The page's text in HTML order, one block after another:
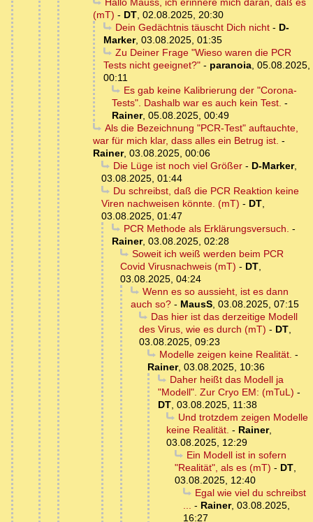
Hallo Mauss, ich erinnere mich daran, daß es
(mT) - DT, 02.08.2025, 20:30
Dein Gedächtnis täuscht Dich nicht- D-
Marker, 03.08.2025, 01:35
Zu Deiner Frage "Wieso waren die PCR
Tests nicht geeignet?" - paranoia, 05.08.2025,
00:11
Es gab keine Kalibrierung der "Corona-
Tests". Dashalb war es auch kein Test. -
Rainer, 05.08.2025, 00:49
Als die Bezeichnung "PCR-Test" auftauchte,
war für mich klar, dass alles ein Betrug ist. -
Rainer, 03.08.2025, 00:06
Die Lüge ist noch viel Größer- D-Marker,
03.08.2025, 01:44
Du schreibst, daß die PCR Reaktion keine
Viren nachweisen könnte. (mT) - DT,
03.08.2025, 01:47
PCR Methode als Erklärungsversuch. -
Rainer, 03.08.2025, 02:28
Soweit ich weiß werden beim PCR
Covid Virusnachweis (mT) - DT,
03.08.2025, 04:24
Wenn es so aussieht, ist es dann
auch so? - MausS, 03.08.2025, 07:15
Das hier ist das derzeitige Modell
des Virus, wie es durch (mT) - DT,
03.08.2025, 09:23
Modelle zeigen keine Realität. -
Rainer, 03.08.2025, 10:36
Daher heißt das Modell ja
"Modell". Zur Cryo EM: (mTuL) -
DT, 03.08.2025, 11:38
Und trotzdem zeigen Modelle
keine Realität. - Rainer,
03.08.2025, 12:29
Ein Modell ist in sofern
"Realität", als es (mT) - DT,
03.08.2025, 12:40
Egal wie viel du schreibst
... - Rainer, 03.08.2025,
16:27